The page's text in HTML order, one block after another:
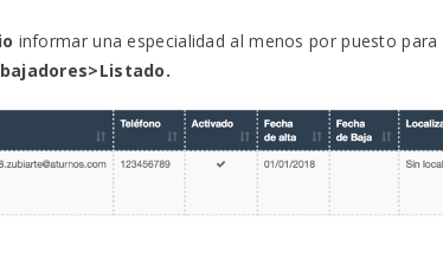
informar una especialidad al menos por puesto